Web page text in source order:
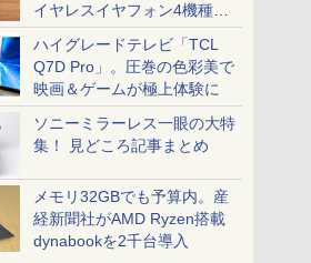
イヤレスイヤフォン4機種を
一気に聴く
ハイグレードテレビ「TCL
Q7D Pro」。圧巻の色彩美で
映画＆ゲームが極上体験に
ソニーミラーレス一眼の大特
集！ 見どころ記事まとめ
メモリ32GBでも予算内。産
経新聞社がAMD Ryzen搭載
dynabookを2千台導入